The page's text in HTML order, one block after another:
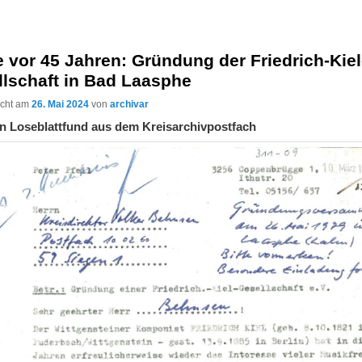
vor 45 Jahren: Gründung der Friedrich-
in Bad Laasphe
am26. Mai 2024 vonarchivar
Loseblattfund aus dem Kreisarchivpostfach